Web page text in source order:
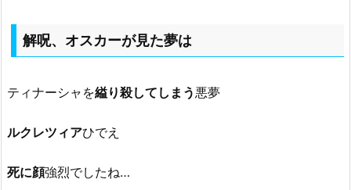
解呪、オスカーが見た夢は
ティナーシャを縊り殺してしまう悪夢
ルクレツィアひでえ
死に顔強烈でしたね…